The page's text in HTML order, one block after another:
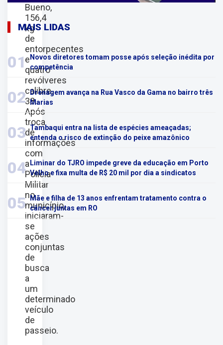
Bueno,
156,4
kg
de
entorpecentes
e
quatro
revólveres
calibre.
38.
Após
troca
de
informações
com
a
Polícia
Militar
no
município,
iniciaram-
se
ações
conjuntas
de
busca
a
um
determinado
veículo
de
passeio.
MAIS LIDAS
01
Novos diretores tomam posse após seleção inédita por
competência
02
Drenagem avança na Rua Vasco da Gama no bairro três
Marias
03 Tambaqui entra na lista de espécies ameaçadas;
entenda o risco de extinção do peixe amazônico
04
Liminar do TJRO impede greve da educação em Porto
Velho e fixa multa de R$ 20 mil por dia a sindicatos
05
Mãe e filha de 13 anos enfrentam tratamento contra o
câncer juntas em RO